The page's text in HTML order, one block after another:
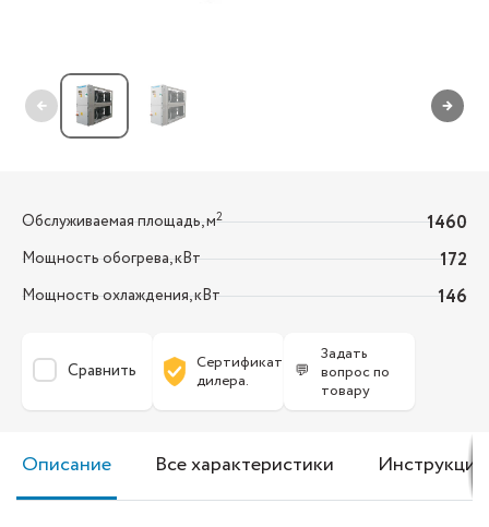
← →
Обслуживаемая площадь, м2 1460
Мощность обогрева, кВт 172
Мощность охлаждения, кВт 146
Сравнить
Сертификат
дилера.
💬
Задать
вопрос по
товару
Описание Все характеристики Инструкция